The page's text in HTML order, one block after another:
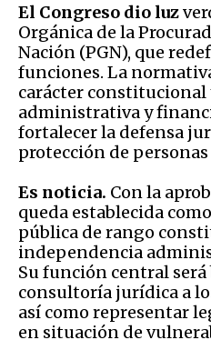
El Congreso dio luz
Orgánica de la
Nación (PGN), que
funciones. La
carácter
administrativa y
fortalecer la defensa
protección de
Es noticia. Con la
queda establecida
pública de rango
independencia
Su función central
consultoría jurídica a
así como representar
en situación de